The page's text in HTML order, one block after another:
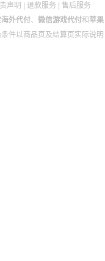
声明 | 退款服务 | 售后服务
外代付、 微信游戏代付和 苹果
件以商品页及结算页实际说明